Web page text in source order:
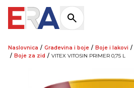
Naslovnica / Građevina i boje / Boje i lakovi /
/ Boje za zid / VITEX VITOSIN PRIMER 0,75 L